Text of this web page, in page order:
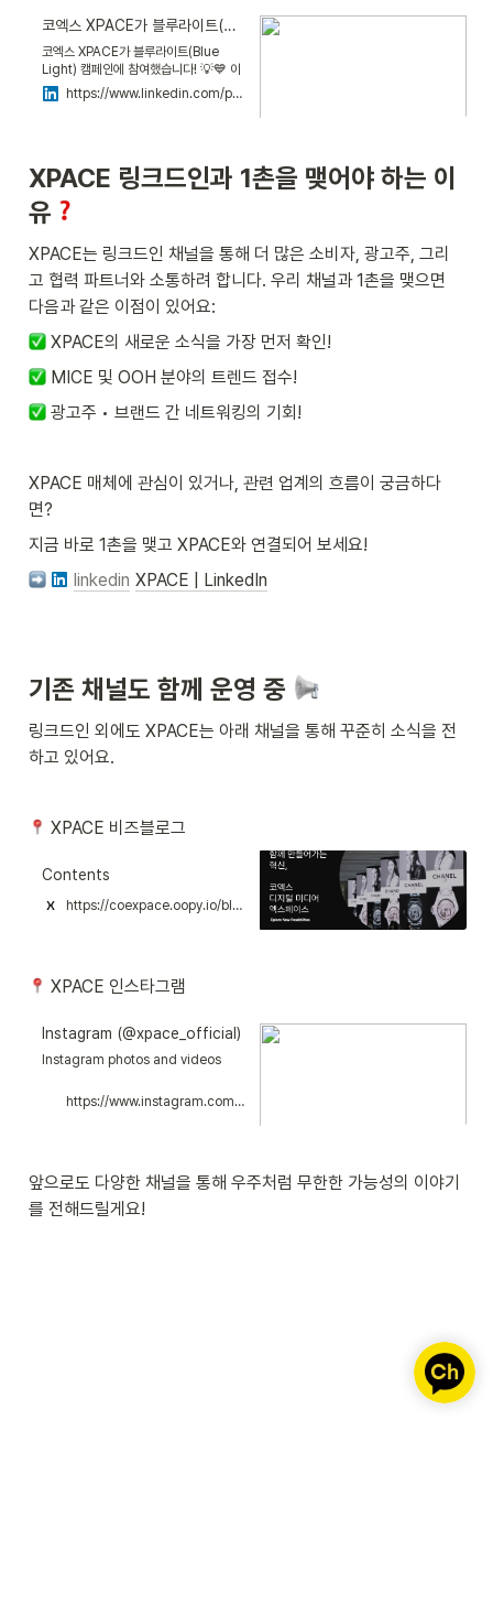
코엑스 XPACE가 블루라이트(Blue Light) 캠페인에 참여했습니다! 💡💙 이 캠페인은 UN에서 지정한 4월 2일 ‘세계… | XPACE
코엑스 XPACE가 블루라이트(Blue
Light) 캠페인에 참여했습니다! 💡💙 이
캠페인은 UN에서 지정한 4월 2일 ‘세계
자폐인의 날’을 기념하여, 오티즘에 대한
파란 불을 밝히며 이 뜻깊은 일에 동참하
고 있습니다. 이처럼 XPACE는 단순한
디지털 광고 매체를 넘어, 의미 있는 메시
지를 전하고 따뜻한 공간 경험을 제공하
는 플랫폼입니다. 3월 27일부터 시작된
이번 캠페인을 통해 우리 사회가 배리어
프리한 환경으로 한 걸음 더 나아가길 바
랍니다! 😊 ❓ 여기서 잠깐! 오티즘이란?
오티즘(Autism)은 자폐성 장애(자폐 스
펙트럼 장애)를 의미하는 영어 표현이며,
개개인의 증상과 기능 수준이 매우 다양
하게 나타나는 스펙트럼 장애입니다. 지
금 이 글을 블로그에서 보고 싶다면? ➡️
블로그 바로가기:
https://lnkd.in/gXmsapZv
https://www.linkedin.com/posts/xpacecoex_%EC%BD%94%EC%97%91%EC%8A%A4-xpace%EA%B0%80-%EB%B8%94%EB%A3%A8%EB%9D%BC%EC%9D%B4%ED%8A%B8blue-light-%EC%BA%A0%ED%8E%98%EC%9D%B8%EC%97%90-%EC%B0%B8%EC%97%AC%ED%96%88%EC%8A%B5%EB%8B%88%EB%8B%A4-activity-7317364480428937216-bkoW?utm_source=share&utm_medium=member_desktop&rcm=ACoAAFbqXQgBsT5LvgQEBCEA_4Z3ZFCj_oUVSU8
XPACE 링크드인과 1촌을 맺어야 하는 이
유
XPACE는 링크드인 채널을 통해 더 많은 소비자, 광고주, 그리
고 협력 파트너와 소통하려 합니다. 우리 채널과 1촌을 맺으면
다음과 같은 이점이 있어요:
XPACE의 새로운 소식을 가장 먼저 확인!
MICE 및 OOH 분야의 트렌드 접수!
광고주 • 브랜드 간 네트워킹의 기회!
XPACE 매체에 관심이 있거나, 관련 업계의 흐름이 궁금하다
면?
지금 바로 1촌을 맺고 XPACE와 연결되어 보세요!
linkedin XPACE | LinkedIn
기존 채널도 함께 운영 중
링크드인 외에도 XPACE는 아래 채널을 통해 꾸준히 소식을 전
하고 있어요.
XPACE 비즈블로그
Contents
https://coexpace.oopy.io/blog
XPACE 인스타그램
Instagram (@xpace_official)
Instagram photos and videos
https://www.instagram.com/xpace_official/
앞으로도 다양한 채널을 통해 우주처럼 무한한 가능성의 이야기
를 전해드릴게요!